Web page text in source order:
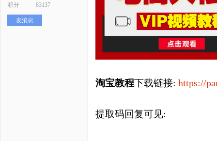
积分 83137
发消息
淘宝教程下载链接: https://
提取码回复可见: